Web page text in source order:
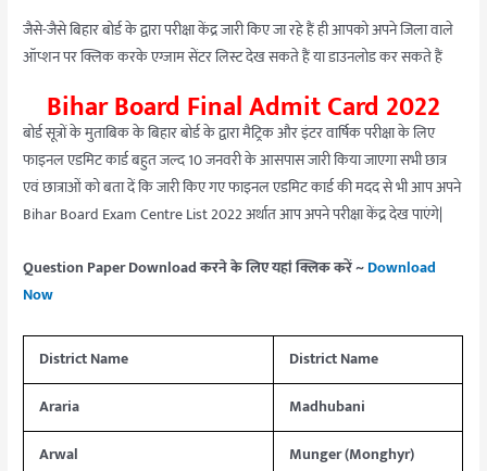
जैसे-जैसे बिहार बोर्ड के द्वारा परीक्षा केंद्र जारी किए जा रहे हैं ही आपको अपने जिला वाले
ऑप्शन पर क्लिक करके एग्जाम सेंटर लिस्ट देख सकते हैं या डाउनलोड कर सकते हैं
Bihar Board Final Admit Card 2022
बोर्ड सूत्रों के मुताबिक के बिहार बोर्ड के द्वारा मैट्रिक और इंटर वार्षिक परीक्षा के लिए
फाइनल एडमिट कार्ड बहुत जल्द 10 जनवरी के आसपास जारी किया जाएगा सभी छात्र
एवं छात्राओं को बता दें कि जारी किए गए फाइनल एडमिट कार्ड की मदद से भी आप अपने
Bihar Board Exam Centre List 2022 अर्थात आप अपने परीक्षा केंद्र देख पाएंगे|
Question Paper Download करने के लिए यहां क्लिक करें ~Download
Now
District Name
District Name
Araria
Madhubani
Arwal
Munger (Monghyr)